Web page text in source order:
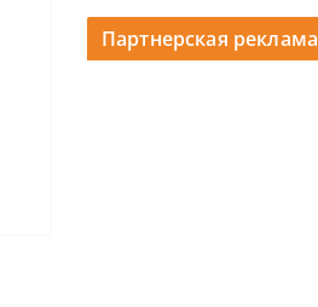
Партнерская реклама